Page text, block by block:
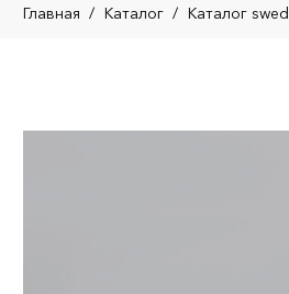
Главная / Каталог / Каталог swed